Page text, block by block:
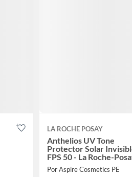
LA ROCHE POSAY
Anthelios UV Tone
Protector Solar
FPS 50 - La Roche-
Por Aspire Cosmetics PE